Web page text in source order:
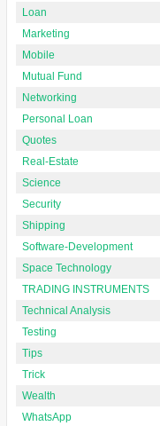
Loan
Marketing
Mobile
Mutual Fund
Networking
Personal Loan
Quotes
Real-Estate
Science
Security
Shipping
Software-Development
Space Technology
TRADING INSTRUMENTS
Technical Analysis
Testing
Tips
Trick
Wealth
WhatsApp